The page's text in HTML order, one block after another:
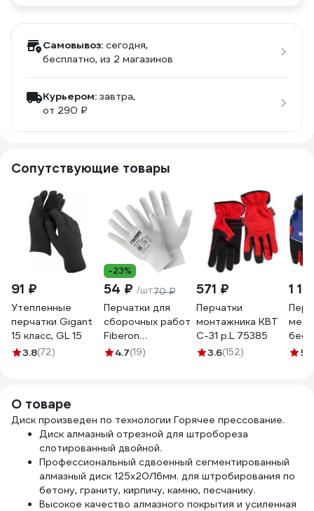
Самовывоз: сегодня,
бесплатно, из 2 магазинов
Курьером: завтра,
от 290 ₽
Сопутствующие товары
91 ₽
Утепленные
перчатки Gigant
15 класс, GL 15
3.8(72)
-23%
54 ₽ /шт70 ₽
Перчатки для
сборочных работ
Fiberon
полиэстер, 9/L,
4.7(19)
571 ₽
Перчатки
монтажника КВТ
С-31 р.L 75385
3.6(152)
1
5
О товаре
Диск произведен по технологии Горячее прессование.
Диск алмазный отрезной для штробореза
слотированный двойной.
Профессиональный сдвоенный сегментированный
алмазный диск 125х20/16мм. для штробирования по
бетону, граниту, кирпичу, камню, песчанику.
Высокое качество алмазного покрытия и усиленная